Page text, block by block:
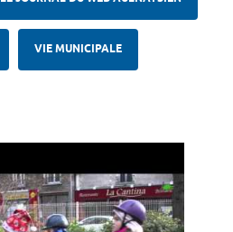
VIE MUNICIPALE